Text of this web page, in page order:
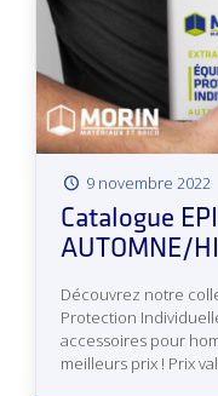
9 novembre 2022
Catalogue
AUTOMNE/
Découvrez notre
Protection
accessoires pour
meilleurs prix ! Prix